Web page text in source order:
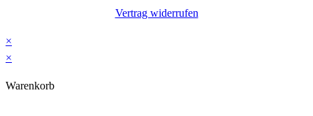
Vertrag widerrufen
×
×
Warenkorb